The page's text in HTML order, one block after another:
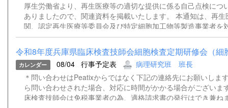
厚生労働省より、再生医療等の適切な提供に係る自己点検につ
ありましたので、関連資料を掲載いたします。 本通知は、再
関、認定再生医療等委員会及び特定細胞加工物等製造事業者を
基づく再生医療等の適切な提供体制について自己点検を実施し
置を講じるよう求めるものです。 詳細につきましては、添付
さい。 通知事務連絡（別記団体宛）.pdf 再生医療等の適切な
検について（依頼）.pdf
令和8年度兵庫県臨床検査技師会細胞検査定期研修会（細
カレンダー 08/04 行事予定表
病理研究班 班長
＊問い合わせはPeatixからではなく下記の連絡先にお願いし
ら問い合わせされた場合、対応に時間がかかる場合がございま
床検査技師会は免税事業者の為、適格請求書の発行はでき兼